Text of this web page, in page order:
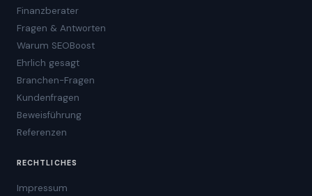
Finanzberater
Fragen & Antworten
Warum SEOBoost
Ehrlich gesagt
Branchen-Fragen
Kundenfragen
Beweisführung
Referenzen
RECHTLICHES
Impressum